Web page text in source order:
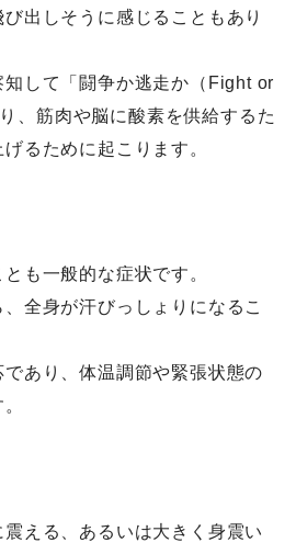
出しそうに感じることもあり
知して「闘争か逃走か（Fight or
、筋肉や脳に酸素を供給するた
るために起こります。
も一般的な症状です。
全身が汗びっしょりになるこ
あり、体温調節や緊張状態の
える、あるいは大きく身震い